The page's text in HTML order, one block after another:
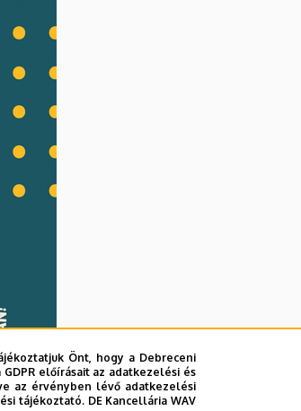
Önt, hogy a Debreceni
előírásait az adatkezelési és
az érvényben lévő adatkezelési
tájékoztató. DE Kancellária WAV